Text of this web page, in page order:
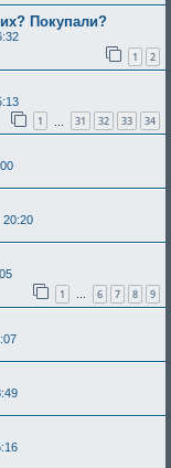
Покупали?
1 2
1 31 32 33 34
20:20
1 … 6 7 8 9